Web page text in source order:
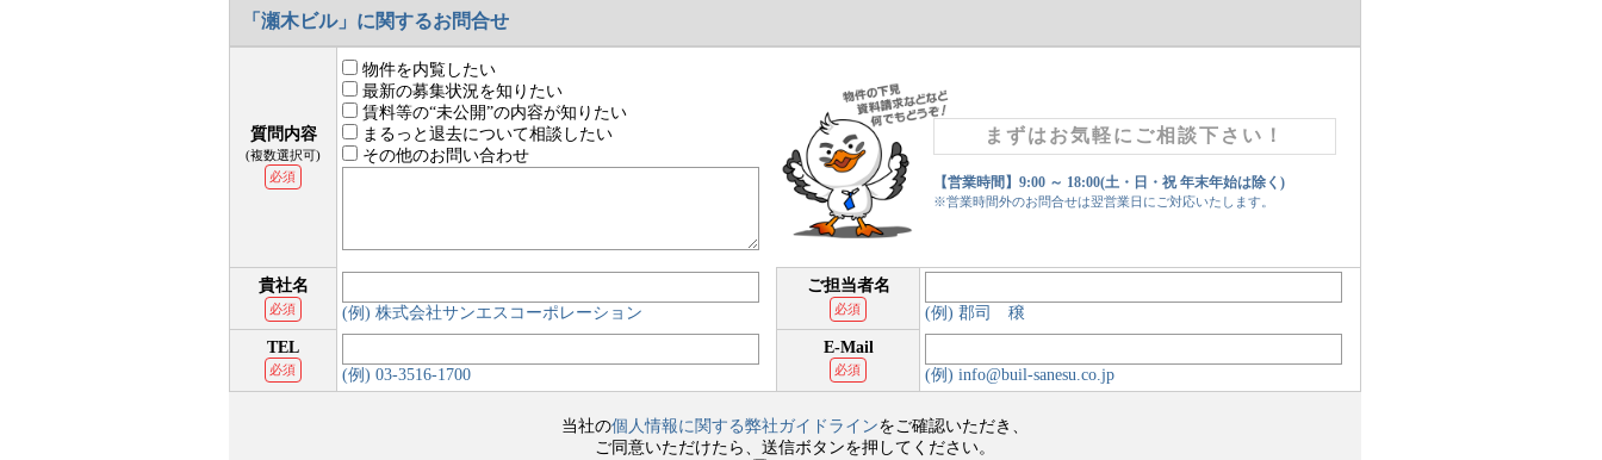
「瀬木ビル」に関するお問合せ
質問内容
(複数選択可)
必須
物件を内覧したい
最新の募集状況を知りたい
賃料等の“未公開”の内容が知りたい
まるっと退去について相談したい
その他のお問い合わせ
まずはお気軽にご相談下さい！
【営業時間】9:00 ～ 18:00(土・日・祝 年末年始は除く)
※営業時間外のお問合せは翌営業日にご対応いたします。
貴社名
必須 (例) 株式会社サンエスコーポレーション
ご担当者名
必須
(例) 郡司 穣
TEL
必須 (例) 03-3516-1700
E-Mail
必須 (例) info@buil-sanesu.co.jp
当社の個人情報に関する弊社ガイドラインをご確認いただき、
ご同意いただけたら、送信ボタンを押してください。